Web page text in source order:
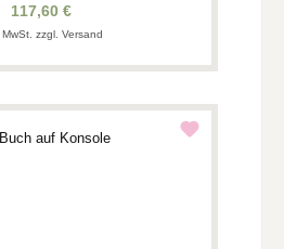
117,60 €
MwSt. zzgl. Versand